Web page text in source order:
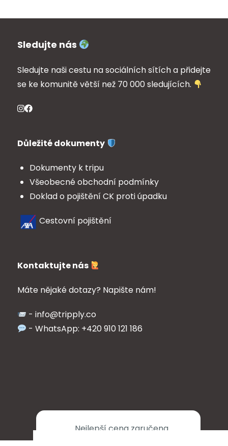
Nejlepší cena zaručena
Sledujte nás
Sledujte naši cestu na sociálních sítích a přidejte
se ke komunitě větší než 70 000 sledujících.
Důležité dokumenty
Dokumenty k tripu
Všeobecné obchodní podmínky
Doklad o pojištění CK proti úpadku
Cestovní pojištění
Kontaktujte nás
Máte nějaké dotazy? Napište nám!
- info@tripply.co
- WhatsApp: +420 910 121 186